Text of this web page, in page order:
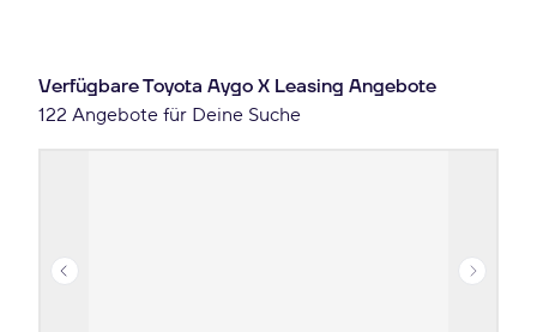
monatlich.
Verfügbare Toyota Aygo X Leasing Angebote
122 Angebote für Deine Suche